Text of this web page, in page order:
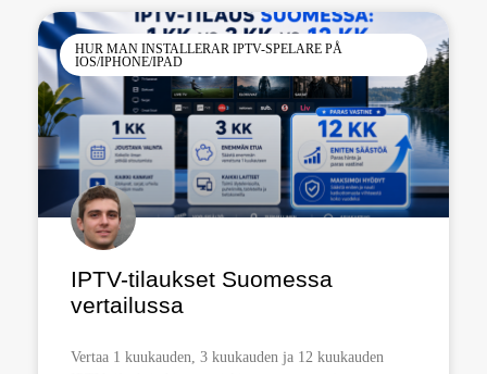
HUR MAN INSTALLERAR IPTV-SPELARE PÅ
IOS/IPHONE/IPAD
IPTV-tilaukset Suomessa
vertailussa
Vertaa 1 kuukauden, 3 kuukauden ja 12 kuukauden